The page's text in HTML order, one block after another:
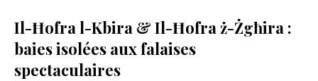
Il-Ħofra l-Kbira & Il-Ħofra ż-Żgħira :
baies isolées aux falaises
spectaculaires